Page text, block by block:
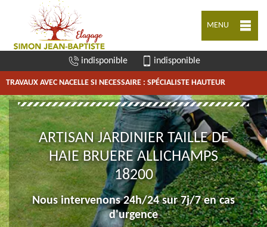
MENU
indisponible indisponible
TRAVAUX AVEC NACELLE SI NECESSAIRE : SPÉCIALISTE HAUTEUR
ARTISAN JARDINIER TAILLE DE
HAIE BRUERE ALLICHAMPS
18200
Nous intervenons 24h/24 sur 7j/7 en cas
d'urgence